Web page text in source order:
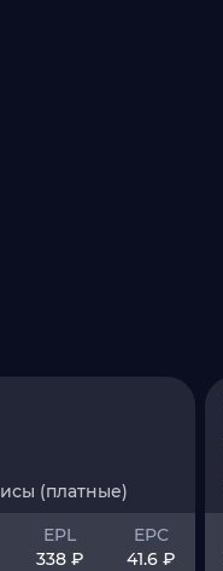
(платные)
EPL
338 ₽
EPC
41.6 ₽